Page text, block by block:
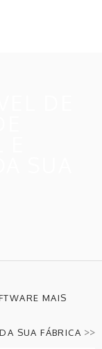
MAIS
SUA FÁBRICA >>